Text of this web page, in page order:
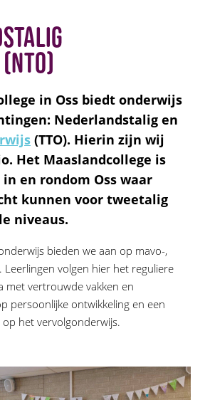
in Oss biedt onderwijs
Nederlandstalig en
(TTO). Hierin zijn wij
Het Maaslandcollege is
en rondom Oss waar
kunnen voor tweetalig
niveaus.
bieden we aan op mavo-,
Leerlingen volgen hier het reguliere
met vertrouwde vakken en
persoonlijke ontwikkeling en een
het vervolgonderwijs.